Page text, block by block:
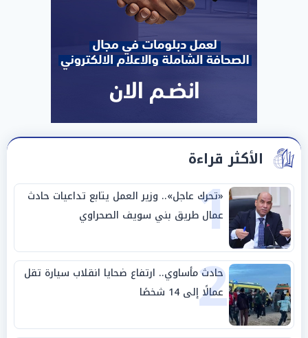
الأكثر قراءة
1
«تحرك عاجل».. وزير العمل يتابع تداعيات حادث
عمال طريق بني سويف الصحراوي
2
حادث مأساوي.. ارتفاع ضحايا انقلاب سيارة تقل
عمالًا إلى 14 شخصًا